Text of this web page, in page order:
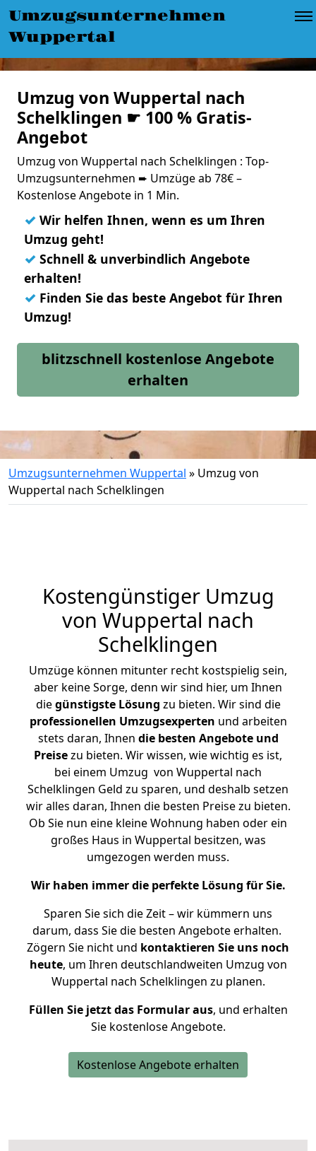
Umzugsunternehmen
Wuppertal
Umzug von Wuppertal nach
Schelklingen ☛ 100 % Gratis-
Angebot
Umzug von Wuppertal nach Schelklingen : Top-
Umzugsunternehmen ➨ Umzüge ab 78€ –
Kostenlose Angebote in 1 Min.
✓ Wir helfen Ihnen, wenn es um Ihren
Umzug geht!
✓ Schnell & unverbindlich Angebote
erhalten!
✓ Finden Sie das beste Angebot für Ihren
Umzug!
blitzschnell kostenlose Angebote
erhalten
Umzugsunternehmen Wuppertal » Umzug von
Wuppertal nach Schelklingen
Kostengünstiger Umzug
von Wuppertal nach
Schelklingen
Umzüge können mitunter recht kostspielig sein,
aber keine Sorge, denn wir sind hier, um Ihnen
diegünstigste Lösung zu bieten. Wir sind die
professionellen Umzugsexperten und arbeiten
stets daran, Ihnen die besten Angebote und
Preisezu bieten. Wir wissen, wie wichtig es ist,
bei einem Umzug von Wuppertal nach
Schelklingen Geld zu sparen, und deshalb setzen
wir alles daran, Ihnen die besten Preise zu bieten.
Ob Sie nun eine kleine Wohnung haben oder ein
großes Haus in Wuppertal besitzen, was
umgezogen werden muss.
Wir haben immer die perfekte Lösung für Sie.
Sparen Sie sich die Zeit – wir kümmern uns
darum, dass Sie die besten Angebote erhalten.
Zögern Sie nicht und kontaktieren Sie uns noch
heute, um Ihren deutschlandweiten Umzug von
Wuppertal nach Schelklingen zu planen.
Füllen Sie jetzt das Formular aus, und erhalten
Sie kostenlose Angebote.
Kostenlose Angebote erhalten